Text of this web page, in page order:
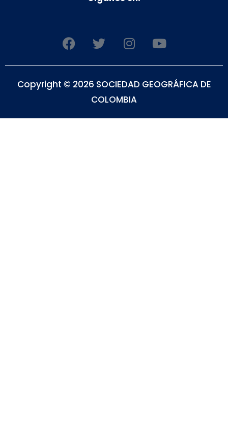
F
a
c
b
T
w
i
t
e
I
n
s
a
g
Y
o
u
u
Copyright © 2026 SOCIEDAD GEOGRÁFICA DE
COLOMBIA